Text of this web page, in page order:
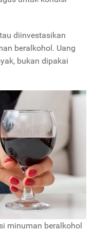
diinvestasikan
beralkohol. Uang
bukan dipakai
minuman beralkohol